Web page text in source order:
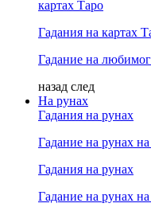
картах Таро
Гадания на картах
Гадание на
назад след
На рунах
Гадания на рунах
Гадание на рунах
Гадания на рунах
Гадание на рунах